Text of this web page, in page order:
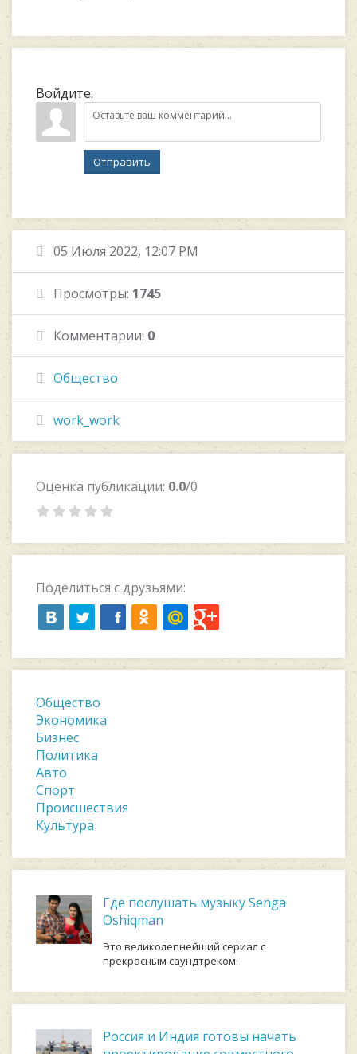
Войдите:
Отправить
05 Июля 2022, 12:07 PM
Просмотры: 1745
Комментарии: 0
Общество
work_work
Оценка публикации: 0.0/0
Поделиться с друзьями:
Общество
Экономика
Бизнес
Политика
Авто
Спорт
Происшествия
Культура
Где послушать музыку Senga
Oshiqman
Это великолепнейший сериал с
прекрасным саундтреком.
Россия и Индия готовы начать